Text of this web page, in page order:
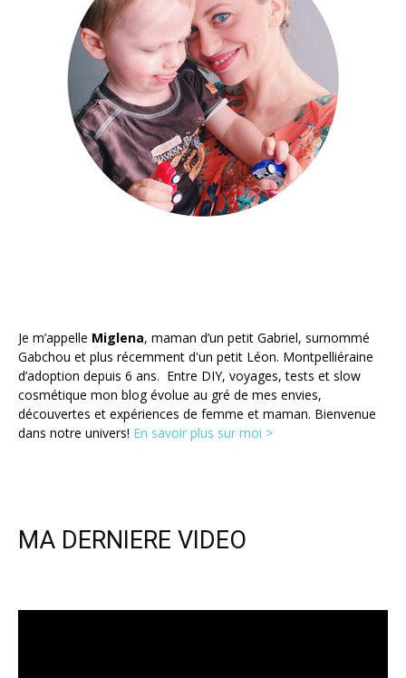
Je m’appelle Miglena, maman d’un petit Gabriel, surnommé
Gabchou et plus récemment d'un petit Léon. Montpelliéraine
d’adoption depuis 6 ans. Entre DIY, voyages, tests et slow
cosmétique mon blog évolue au gré de mes envies,
découvertes et expériences de femme et maman. Bienvenue
dans notre univers! En savoir plus sur moi >
MA DERNIERE VIDEO